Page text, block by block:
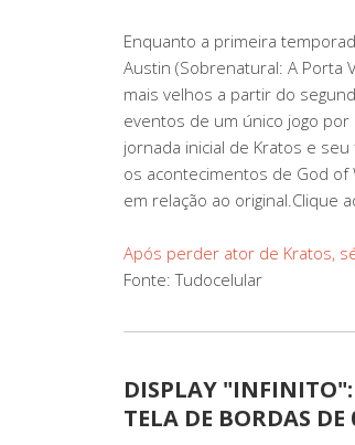
Enquanto a primeira
Austin (Sobrenatural: A
mais velhos a partir do
eventos de um único jogo
jornada inicial de Kratos e
os acontecimentos de God of
em relação ao original.Clique
Após perder ator de Kratos,
Fonte: Tudocelular
DISPLAY "INFINITO":
TELA DE BORDAS DE